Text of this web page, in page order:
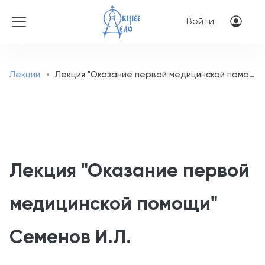
Меню
Войти
Лекции Лекция "Оказание первой медицинской помощи" Семенов И.Л.
Лекция "Оказание первой
медицинской помощи"
Семенов И.Л.